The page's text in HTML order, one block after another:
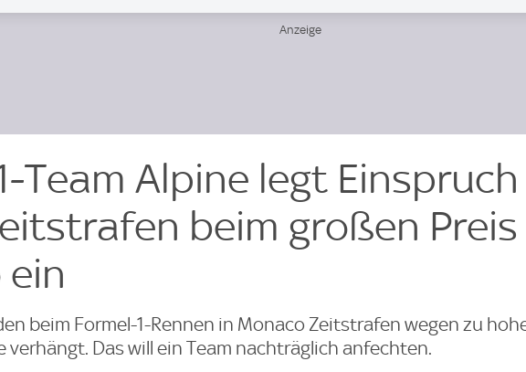
Team Alpine legt Einspruch
beim großen Preis
beim Formel-1-Rennen in Monaco Zeitstrafen wegen zu
verhängt. Das will ein Team nachträglich anfechten.